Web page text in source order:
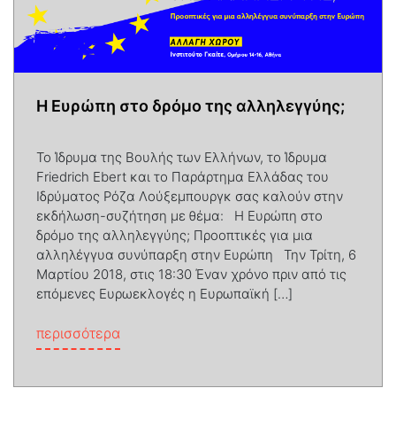
Η Ευρώπη στο δρόμο της αλληλεγγύης;
Το Ίδρυμα της Βουλής των Ελλήνων, το Ίδρυμα
Friedrich Ebert και το Παράρτημα Ελλάδας του
Ιδρύματος Ρόζα Λούξεμπουργκ σας καλούν στην
εκδήλωση-συζήτηση με θέμα: Η Ευρώπη στο
δρόμο της αλληλεγγύης; Προοπτικές για μια
αλληλέγγυα συνύπαρξη στην Ευρώπη Την Τρίτη, 6
Μαρτίου 2018, στις 18:30 Έναν χρόνο πριν από τις
επόμενες Ευρωεκλογές η Ευρωπαϊκή […]
περισσότερα